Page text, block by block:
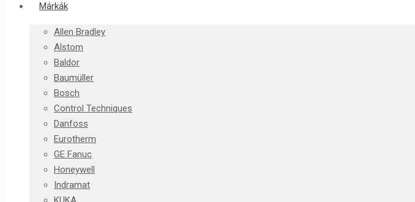
Márkák
Allen Bradley
Alstom
Baldor
Baumüller
Bosch
Control Techniques
Danfoss
Eurotherm
GE Fanuc
Honeywell
Indramat